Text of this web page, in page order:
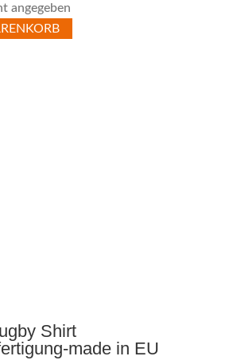
angegeben
Shirt
made in EU